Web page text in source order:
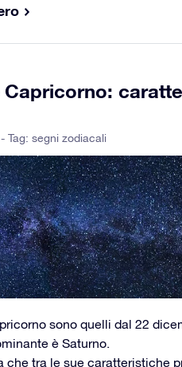
Tag: segni zodiacali
sono quelli dal 22
è Saturno.
che tra le sue caratteristiche